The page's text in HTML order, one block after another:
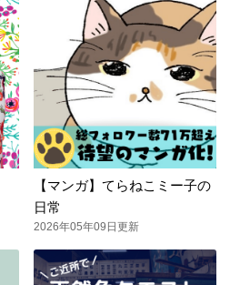
【マンガ】てらねこミー子の
日常
2026年05年09日更新